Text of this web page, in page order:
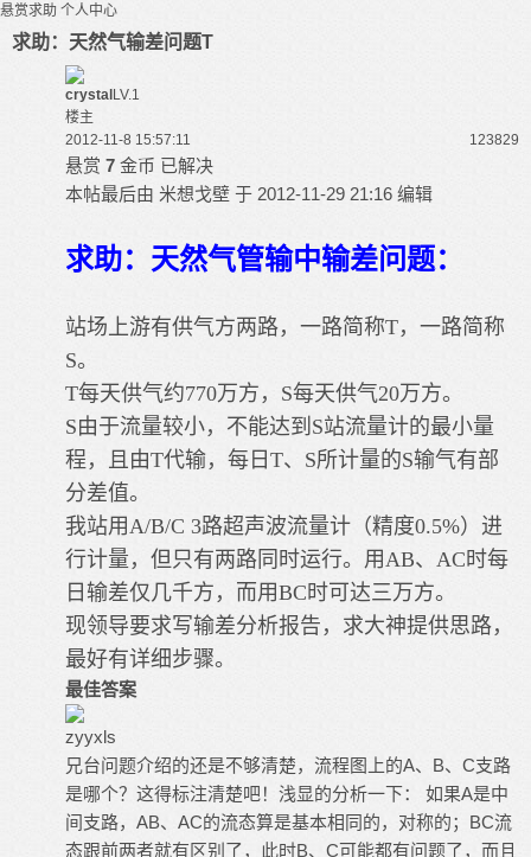
悬赏求助 个人中心
求助：天然气输差问题T
crystal LV.1
楼主
2012-11-8 15:57:11
123829
悬赏 7 金币 已解决
本帖最后由 米想戈壁 于 2012-11-29 21:16 编辑
求助：天然气管输中输差问题：
站场上游有供气方两路，一路简称T，一路简称
S。
T每天供气约770万方，S每天供气20万方。
S由于流量较小，不能达到S站流量计的最小量
程，且由T代输，每日T、S所计量的S输气有部
分差值。
我站用A/B/C 3路超声波流量计（精度0.5%）进
行计量，但只有两路同时运行。用AB、AC时每
日输差仅几千方，而用BC时可达三万方。
现领导要求写输差分析报告，求大神提供思路，
最好有详细步骤。
最佳答案
zyyxls
兄台问题介绍的还是不够清楚，流程图上的A、B、C支路
是哪个？这得标注清楚吧！浅显的分析一下： 如果A是中
间支路，AB、AC的流态算是基本相同的，对称的；BC流
态跟前两者就有区别了，此时B、C可能都有问题了，而且